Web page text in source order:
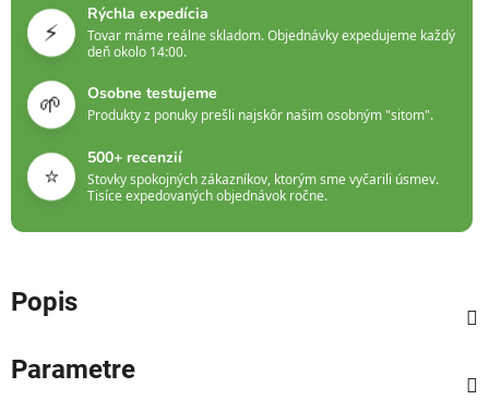
⚡
Rýchla expedícia
Tovar máme reálne skladom. Objednávky expedujeme každý
deň okolo 14:00.
🌱 Osobne testujeme
Produkty z ponuky prešli najskôr našim osobným "sitom".
⭐
500+ recenzií
Stovky spokojných zákazníkov, ktorým sme vyčarili úsmev.
Tisíce expedovaných objednávok ročne.
Popis
Parametre